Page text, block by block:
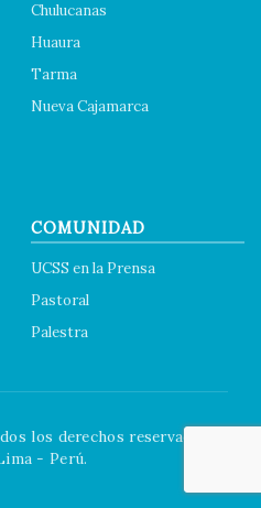
Chulucanas
Huaura
Tarma
Nueva Cajamarca
COMUNIDAD
UCSS en la Prensa
Pastoral
Palestra
los derechos reservados.
- Perú.